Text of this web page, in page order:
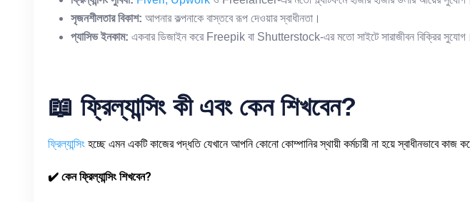
সৃজনশীলতার বিকাশ: আপনার কল্পনাকে বাস্তবে রূপ দেওয়ার স্বাধীনতা।
প্যাসিভ ইনকাম: একবার ডিজাইন করে Freepik বা Shutterstock-এর মতো সাইটে সারাজীবন বিক্রির সুযোগ।
📖 ফ্রিল্যান্সিং কী এবং কেন শিখবেন?
ফ্রিল্যান্সিং হচ্ছে এমন একটি কাজের পদ্ধতি যেখানে আপনি কোনো কোম্পানির স্থায়ী কর্মচারী না হয়ে স্বাধীনভাবে কাজ
✔️ কেন ফ্রিল্যান্সিং শিখবেন?